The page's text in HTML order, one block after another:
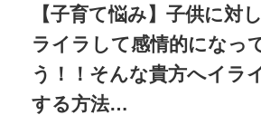
【子育て悩み】子供に対
ライラして感情的になっ
う！！そんな貴方へイラ
する方法…